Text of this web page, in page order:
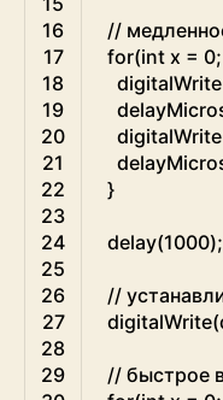
16
17
18
19
20
21
22
23
24
25
26
27
28
29
//
for(int x = 0;
digitalWrite
digitalWrite
}
delay(1000);
//
digitalWrite(
// быстрое